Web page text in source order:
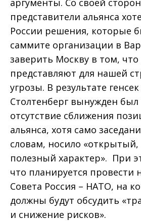
аргументы. Со своей
представители альянса
России решения, которые
саммите организации в
заверить Москву в том,
представляют для нашей
угрозы. В результате
Столтенберг вынужден
отсутствие сближения
альянса, хотя само
словам, носило
полезный характер». При
что планируется провести
Совета Россия – НАТО, на
должны будут обсудить
и снижение рисков».